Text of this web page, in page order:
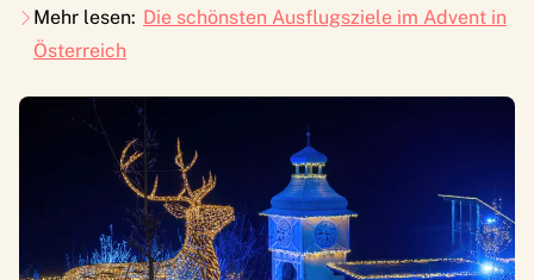
Mehr lesen: Die schönsten Ausflugsziele im Advent in
Österreich